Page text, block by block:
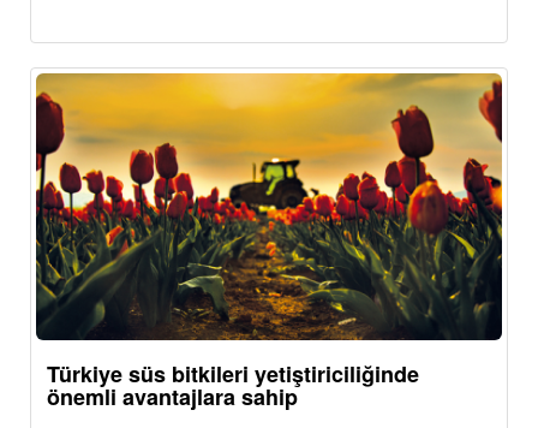
Türkiye süs bitkileri yetiştiriciliğinde
önemli avantajlara sahip